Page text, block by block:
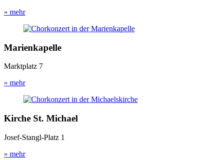
» mehr
Marienkapelle
Marktplatz 7
» mehr
Kirche St. Michael
Josef-Stangl-Platz 1
» mehr